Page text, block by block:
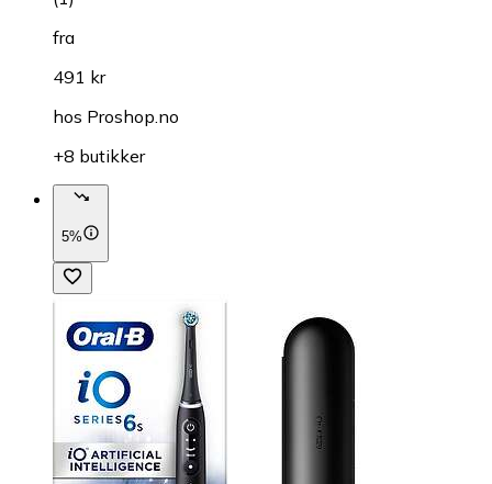
fra
491 kr
hos Proshop.no
+8 butikker
5%